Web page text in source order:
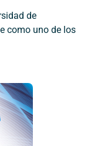
de
como uno de los